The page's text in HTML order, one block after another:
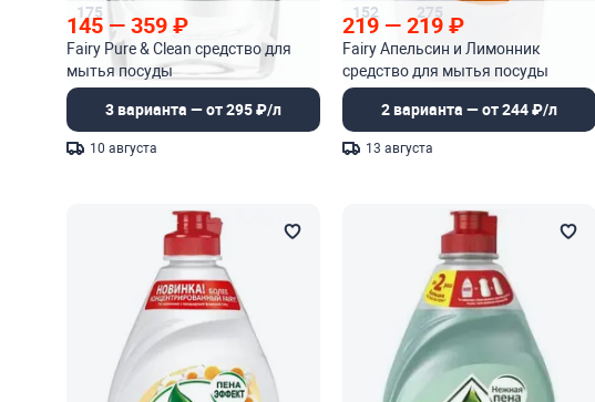
175
145 —359₽
Fairy Pure & Clean средство для
мытья посуды
3 варианта — от 295 ₽/л
10 августа
152
219 — 275
219₽
Fairy Апельсин и Лимонник
средство для мытья посуды
2 варианта — от 244 ₽/л
13 августа